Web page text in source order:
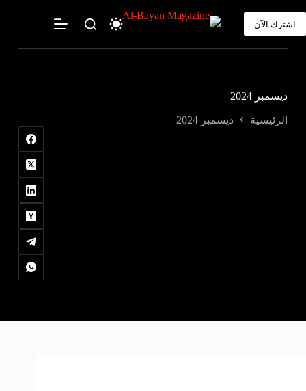
إلى
المحتوى
اشترك الآن
ديسمبر 2024
الرئيسية ديسمبر 2024